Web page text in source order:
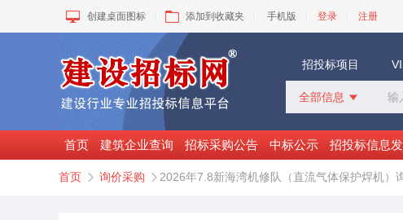
创建桌面图标 添加到收藏夹 手机版 登录 注册
招投标项目
全部信息 
招标采购
中标公示
变更公告
首页 建筑企业查询 招标采购公告 中标公示 招投标信息
首页  询价采购  2026年7.8新海湾机修队（直流气体保护焊机）